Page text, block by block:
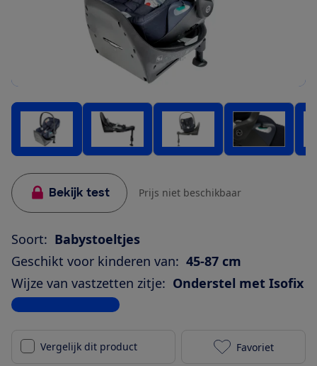
Bekijk test Prijs niet beschikbaar
Soort: Babystoeltjes
Geschikt voor kinderen van: 45-87 cm
Wijze van vastzetten zitje: Onderstel met Isofix
Bekijk alle specificaties
Vergelijk dit product Cybex Cloud
Favoriet